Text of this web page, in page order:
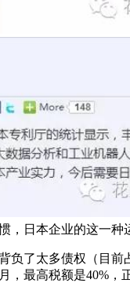
日本企业的这一种
太多债权（目前
，最高税额是40%